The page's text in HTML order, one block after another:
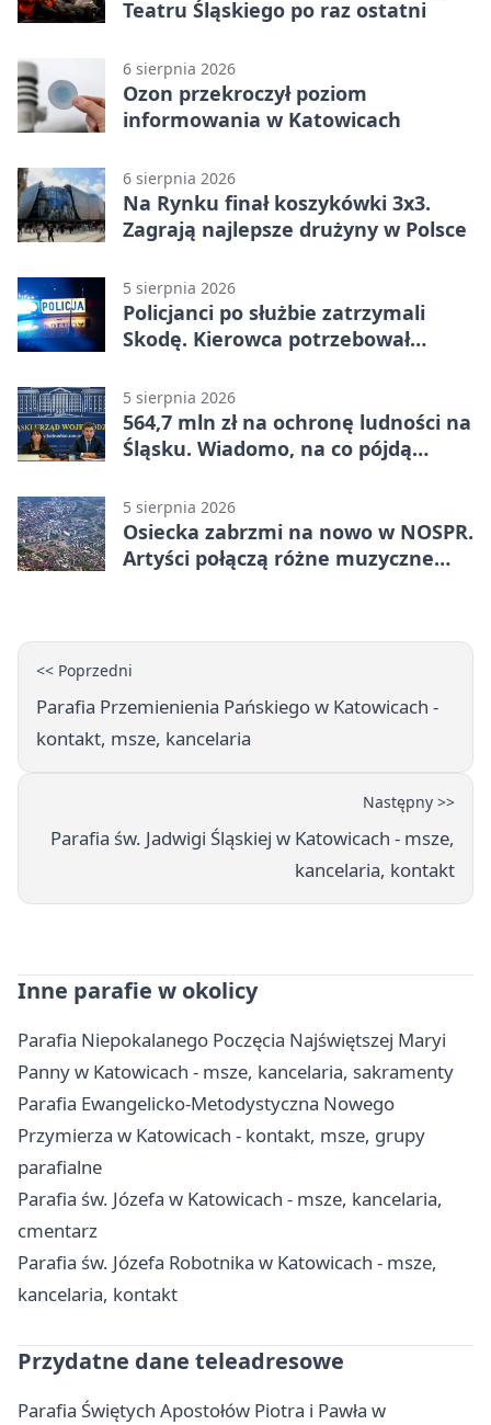
Teatru Śląskiego po raz ostatni
6 sierpnia 2026
Ozon przekroczył poziom
informowania w Katowicach
6 sierpnia 2026
Na Rynku finał koszykówki 3x3.
Zagrają najlepsze drużyny w Polsce
5 sierpnia 2026
Policjanci po służbie zatrzymali
Skodę. Kierowca potrzebował
5 sierpnia 2026
564,7 mln zł na ochronę ludności na
Śląsku. Wiadomo, na co pójdą
5 sierpnia 2026
Osiecka zabrzmi na nowo w NOSPR.
Artyści połączą różne muzyczne
<< Poprzedni
Parafia Przemienienia Pańskiego w Katowicach -
kontakt, msze, kancelaria
Następny >>
Parafia św. Jadwigi Śląskiej w Katowicach - msze,
kancelaria, kontakt
Inne parafie w okolicy
Parafia Niepokalanego Poczęcia Najświętszej Maryi
Panny w Katowicach - msze, kancelaria, sakramenty
Parafia Ewangelicko-Metodystyczna Nowego
Przymierza w Katowicach - kontakt, msze, grupy
parafialne
Parafia św. Józefa w Katowicach - msze, kancelaria,
cmentarz
Parafia św. Józefa Robotnika w Katowicach - msze,
kancelaria, kontakt
Przydatne dane teleadresowe
Parafia Świętych Apostołów Piotra i Pawła w